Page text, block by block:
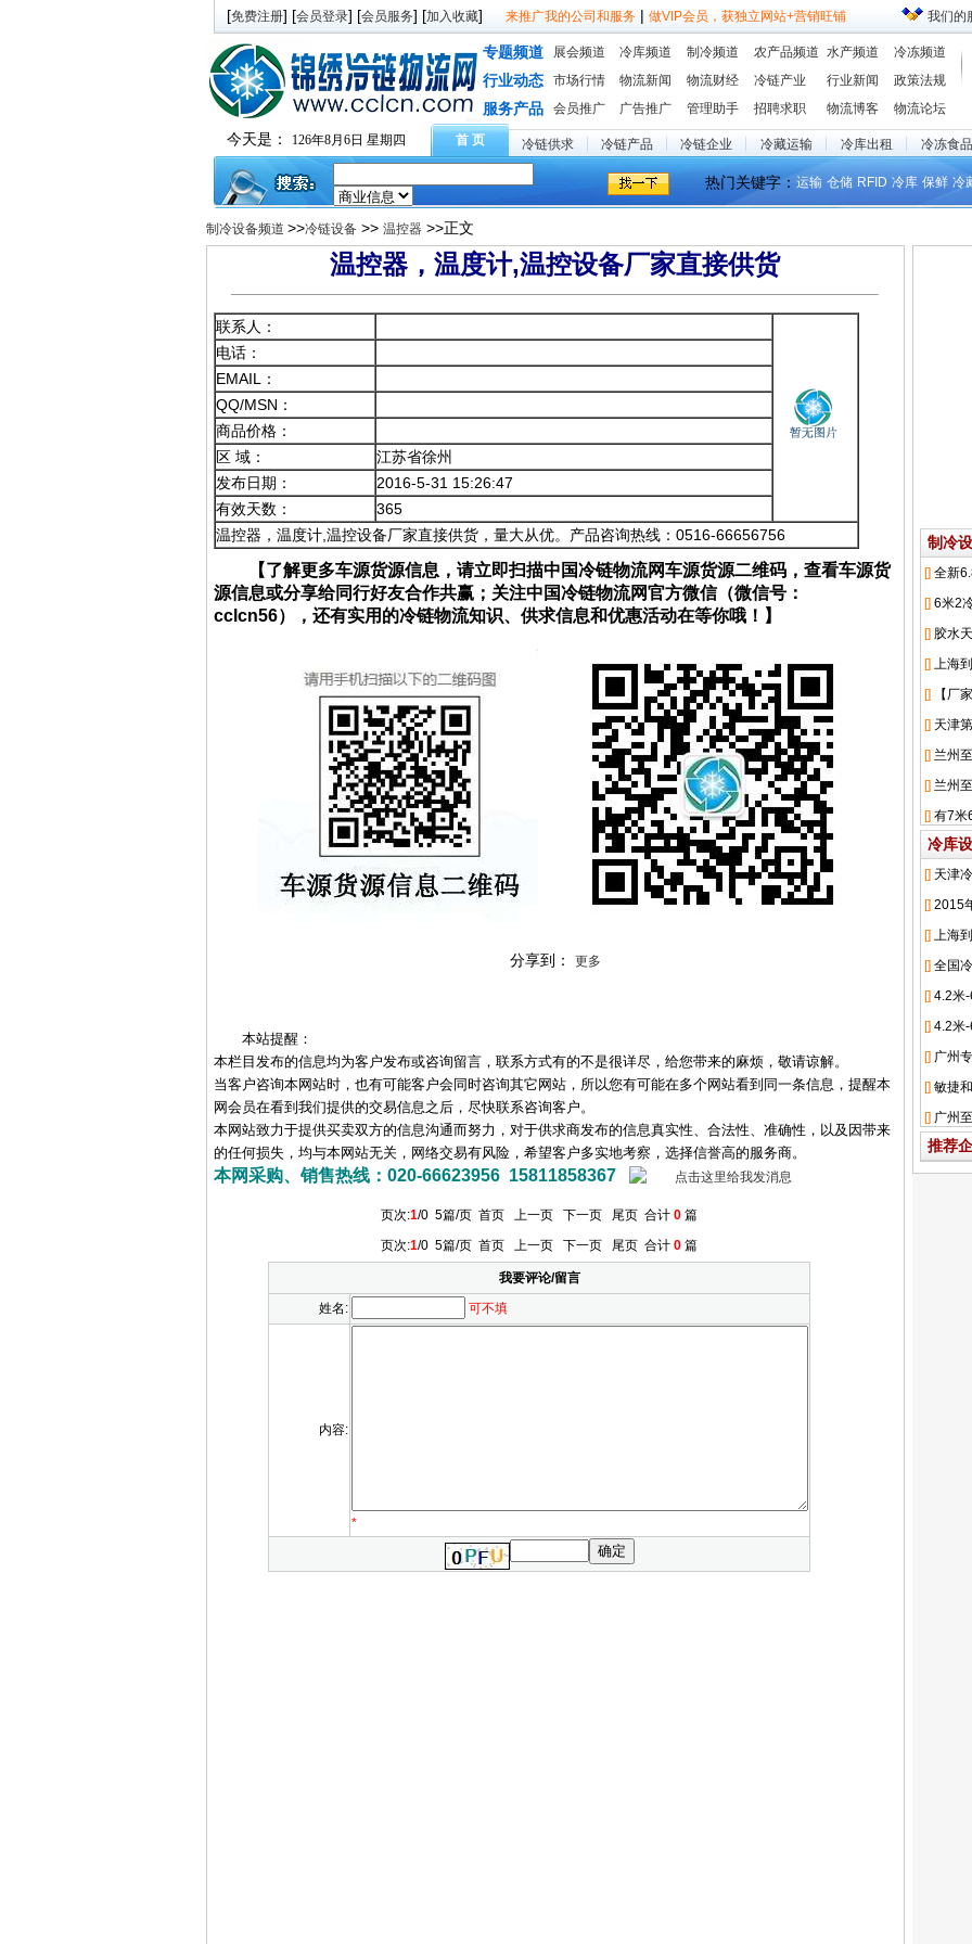
[免费注册] [会员登录] [会员服务] [加入收藏] 来推广我的公司和服务 | 做VIP会员，获独立网站+营销旺铺 我们的
专题频道 展会频道 冷库频道 制冷频道 农产品频道 水产频道 冷冻频道
行业动态 市场行情 物流新闻 物流财经 冷链产业 行业新闻 政策法规
服务产品 会员推广 广告推广 管理助手 招聘求职 物流博客 物流论坛
今天是： 126年8月6日 星期四 首 页 冷链供求 冷链产品 冷链企业 冷藏运输 冷库出租 冷冻食品
热门关键字： 运输 仓储 RFID 冷库 保鲜 冷
制冷设备频道 >>冷链设备>> 温控器>>正文
温控器，温度计,温控设备厂家直接供货
联系人：
电话：
EMAIL：
QQ/MSN：
商品价格：
区 域：
江苏省徐州
发布日期：
2016-5-31 15:26:47
有效天数：
365
温控器，温度计,温控设备厂家直接供货，量大从优。产品咨询热线：0516-66656756
【了解更多车源货源信息，请立即扫描中国冷链物流网车源货源二维码，查看车源货
源信息或分享给同行好友合作共赢；关注中国冷链物流网官方微信（微信号：
cclcn56），还有实用的冷链物流知识、供求信息和优惠活动在等你哦！】
分享到： 更多
本站提醒：
本栏目发布的信息均为客户发布或咨询留言，联系方式有的不是很详尽，给您带来的麻烦，敬请谅解。
当客户咨询本网站时，也有可能客户会同时咨询其它网站，所以您有可能在多个网站看到同一条信息，提醒本
网会员在看到我们提供的交易信息之后，尽快联系咨询客户。
本网站致力于提供买卖双方的信息沟通而努力，对于供求商发布的信息真实性、合法性、准确性，以及因带来
的任何损失，均与本网站无关，网络交易有风险，希望客户多实地考察，选择信誉高的服务商。
本网采购、销售热线：020-66623956 15811858367
制冷
冷库
推荐